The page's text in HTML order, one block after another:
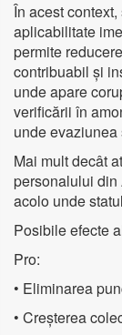
În acest
aplicabilitate
permite
contribuabil și
unde apare
verificării în
unde
Mai mult decât
personalului din
acolo unde
Posibile efecte
Pro:
• Eliminarea
• Creșterea